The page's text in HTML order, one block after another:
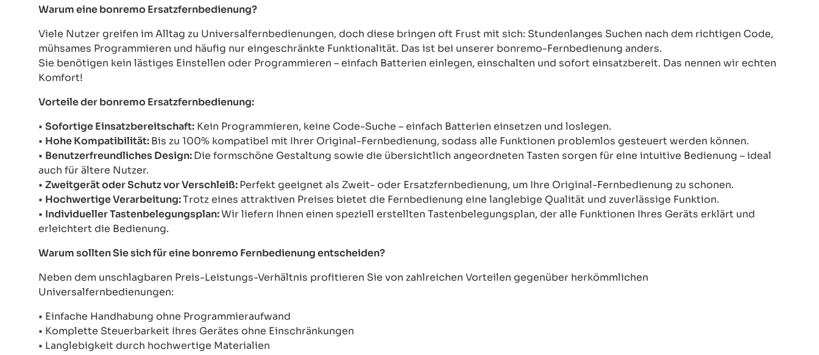
Warum eine bonremo Ersatzfernbedienung?
Viele Nutzer greifen im Alltag zu Universalfernbedienungen, doch diese bringen oft Frust mit sich: Stundenlanges Suchen nach dem richtigen Code,
mühsames Programmieren und häufig nur eingeschränkte Funktionalität. Das ist bei unserer bonremo-Fernbedienung anders.
Sie benötigen kein lästiges Einstellen oder Programmieren – einfach Batterien einlegen, einschalten und sofort einsatzbereit. Das nennen wir echten
Komfort!
Vorteile der bonremo Ersatzfernbedienung:
• Sofortige Einsatzbereitschaft: Kein Programmieren, keine Code-Suche – einfach Batterien einsetzen und loslegen.
• Hohe Kompatibilität:Bis zu 100% kompatibel mit Ihrer Original-Fernbedienung, sodass alle Funktionen problemlos gesteuert werden können.
• Benutzerfreundliches Design:Die formschöne Gestaltung sowie die übersichtlich angeordneten Tasten sorgen für eine intuitive Bedienung – ideal
auch für ältere Nutzer.
• Zweitgerät oder Schutz vor Verschleiß:Perfekt geeignet als Zweit- oder Ersatzfernbedienung, um Ihre Original-Fernbedienung zu schonen.
• Hochwertige Verarbeitung:Trotz eines attraktiven Preises bietet die Fernbedienung eine langlebige Qualität und zuverlässige Funktion.
• Individueller Tastenbelegungsplan:Wir liefern Ihnen einen speziell erstellten Tastenbelegungsplan, der alle Funktionen Ihres Geräts erklärt und
erleichtert die Bedienung.
Warum sollten Sie sich für eine bonremo Fernbedienung entscheiden?
Neben dem unschlagbaren Preis-Leistungs-Verhältnis profitieren Sie von zahlreichen Vorteilen gegenüber herkömmlichen
Universalfernbedienungen:
• Einfache Handhabung ohne Programmieraufwand
• Komplette Steuerbarkeit Ihres Gerätes ohne Einschränkungen
• Langlebigkeit durch hochwertige Materialien